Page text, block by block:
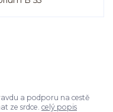
a podporu na cestě
ze srdce. celý popis